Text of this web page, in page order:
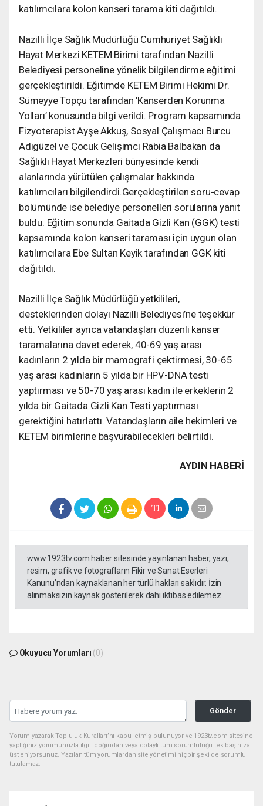
katılımcılara kolon kanseri tarama kiti dağıtıldı.
Nazilli İlçe Sağlık Müdürlüğü Cumhuriyet Sağlıklı
Hayat Merkezi KETEM Birimi tarafından Nazilli
Belediyesi personeline yönelik bilgilendirme eğitimi
gerçekleştirildi. Eğitimde KETEM Birimi Hekimi Dr.
Sümeyye Topçu tarafından ’Kanserden Korunma
Yolları’ konusunda bilgi verildi. Program kapsamında
Fizyoterapist Ayşe Akkuş, Sosyal Çalışmacı Burcu
Adıgüzel ve Çocuk Gelişimci Rabia Balbakan da
Sağlıklı Hayat Merkezleri bünyesinde kendi
alanlarında yürütülen çalışmalar hakkında
katılımcıları bilgilendirdi.Gerçekleştirilen soru-cevap
bölümünde ise belediye personelleri sorularına yanıt
buldu. Eğitim sonunda Gaitada Gizli Kan (GGK) testi
kapsamında kolon kanseri taraması için uygun olan
katılımcılara Ebe Sultan Keyik tarafından GGK kiti
dağıtıldı.
Nazilli İlçe Sağlık Müdürlüğü yetkilileri,
desteklerinden dolayı Nazilli Belediyesi’ne teşekkür
etti. Yetkililer ayrıca vatandaşları düzenli kanser
taramalarına davet ederek, 40-69 yaş arası
kadınların 2 yılda bir mamografi çektirmesi, 30-65
yaş arası kadınların 5 yılda bir HPV-DNA testi
yaptırması ve 50-70 yaş arası kadın ile erkeklerin 2
yılda bir Gaitada Gizli Kan Testi yaptırması
gerektiğini hatırlattı. Vatandaşların aile hekimleri ve
KETEM birimlerine başvurabilecekleri belirtildi.
AYDIN HABERİ
www.1923tv.com haber sitesinde yayınlanan haber, yazı,
resim, grafik ve fotografların Fikir ve Sanat Eserleri
Kanunu’ndan kaynaklanan her türlü hakları saklıdır. İzin
alınmaksızın kaynak gösterilerek dahi iktibas edilemez.
Okuyucu Yorumları (0)
Gönder
Yorum yazarak Topluluk Kuralları’nı kabul etmiş bulunuyor ve 1923tv.com sitesine
yaptığınız yorumunuzla ilgili doğrudan veya dolaylı tüm sorumluluğu tek başınıza
üstleniyorsunuz. Yazılan tüm yorumlardan site yönetimi hiçbir şekilde sorumlu
tutulamaz.